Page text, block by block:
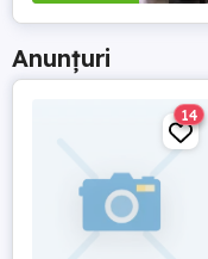
Anunțuri
14